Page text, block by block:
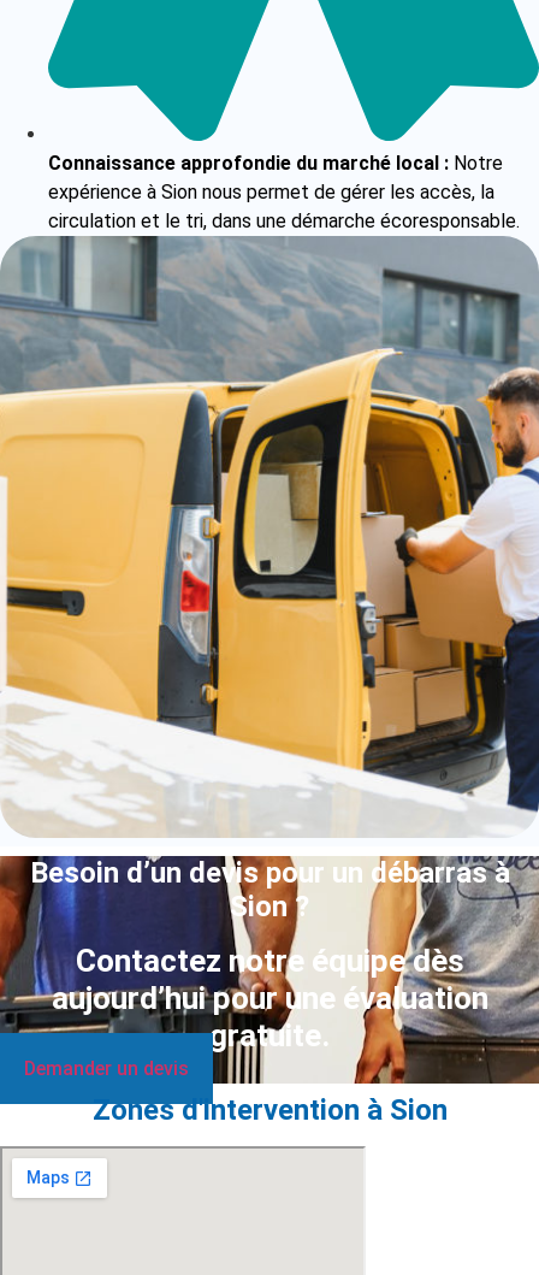
Connaissance approfondie du marché local : Notre
expérience à Sion nous permet de gérer les accès, la
circulation et le tri, dans une démarche écoresponsable.
Besoin d’un devis pour un débarras à
Sion ?
Contactez notre équipe dès
aujourd’hui pour une évaluation
gratuite.
Demander un devis
Zones d'intervention à Sion